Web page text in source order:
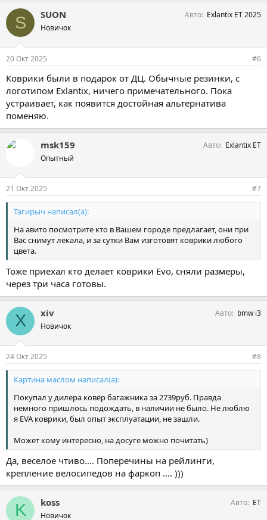
S SUON
Новичок
Авто Exlantix ET 2025
20 Окт 2025 #6
Коврики были в подарок от ДЦ. Обычные резинки, с
логотипом Exlantix, ничего примечательного. Пока
устраивает, как появится достойная альтернатива
поменяю.
msk159
Опытный
Авто Exlantix ET
21 Окт 2025 #7
Тагирыч написал(а):
На авито посмотрите кто в Вашем городе предлагает, они при
Вас снимут лекала, и за сутки Вам изготовят коврики любого
цвета.
Тоже приехал кто делает коврики Evo, сняли размеры,
через три часа готовы.
X xiv
Новичок
Авто bmw i3
24 Окт 2025 #8
Картина маслом написал(а):
Покупал у дилера ковёр багажника за 2739руб. Правда
немного пришлось подождать, в наличии не было. Не люблю
я EVA коврики, был опыт эксплуатации, не зашли.
Может кому интересно, на досуге можно почитать)
Да, веселое чтиво…. Поперечины на рейлинги,
крепление велосипедов на фаркоп …. )))
K koss
Новичок
Авто ET